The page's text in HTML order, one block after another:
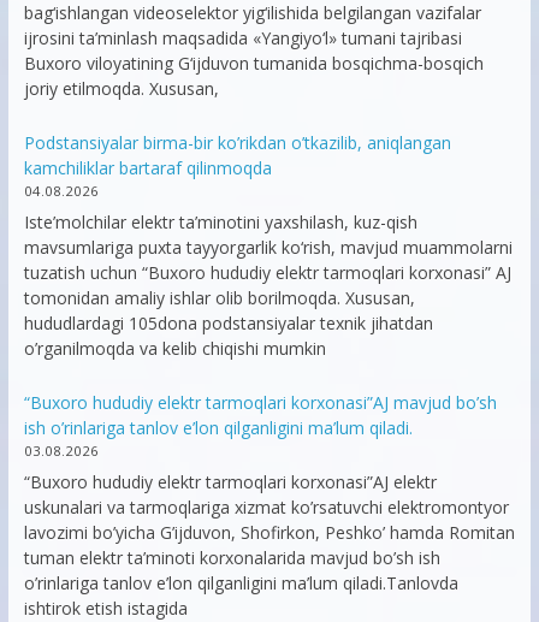
bag‘ishlangan videoselektor yig‘ilishida belgilangan vazifalar
ijrosini ta’minlash maqsadida «Yangiyo‘l» tumani tajribasi
Buxoro viloyatining G‘ijduvon tumanida bosqichma-bosqich
joriy etilmoqda. Xususan,
Podstansiyalar birma-bir ko’rikdan o’tkazilib, aniqlangan
kamchiliklar bartaraf qilinmoqda
04.08.2026
Iste’molchilar elektr ta’minotini yaxshilash, kuz-qish
mavsumlariga puxta tayyorgarlik ko‘rish, mavjud muammolarni
tuzatish uchun “Buxoro hududiy elektr tarmoqlari korxonasi” AJ
tomonidan amaliy ishlar olib borilmoqda. Xususan,
hududlardagi 105dona podstansiyalar texnik jihatdan
o’rganilmoqda va kelib chiqishi mumkin
“Buxoro hududiy elektr tarmoqlari korxonasi”AJ mavjud bo’sh
ish o’rinlariga tanlov e’lon qilganligini ma’lum qiladi.
03.08.2026
“Buxoro hududiy elektr tarmoqlari korxonasi”AJ elektr
uskunalari va tarmoqlariga xizmat ko’rsatuvchi elektromontyor
lavozimi bo’yicha G’ijduvon, Shofirkon, Peshko’ hamda Romitan
tuman elektr ta’minoti korxonalarida mavjud bo’sh ish
o’rinlariga tanlov e’lon qilganligini ma’lum qiladi.Tanlovda
ishtirok etish istagida